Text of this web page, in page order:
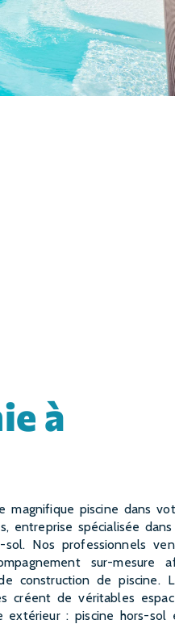
entreprise spécialisée
Nos professionnels
sur-mesure
construction de piscine.
créent de véritables
: piscine hors-sol